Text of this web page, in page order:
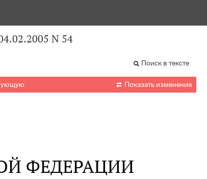
N 54
Поиск в тексте
 Показать изменения
ФЕДЕРАЦИИ